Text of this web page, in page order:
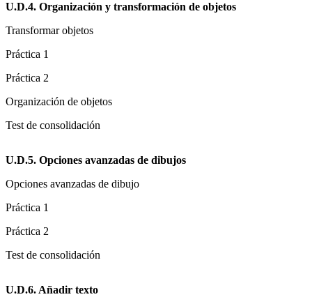
U.D.4. Organización y transformación de objetos
Transformar objetos
Práctica 1
Práctica 2
Organización de objetos
Test de consolidación
U.D.5. Opciones avanzadas de dibujos
Opciones avanzadas de dibujo
Práctica 1
Práctica 2
Test de consolidación
U.D.6. Añadir texto